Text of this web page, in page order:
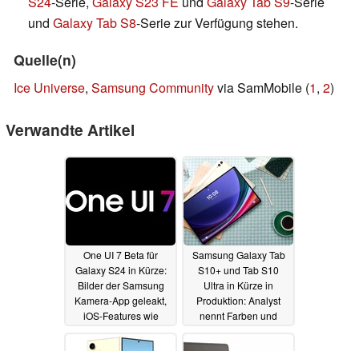
und Galaxy Tab S8-Serie zur Verfügung stehen.
Quelle(n)
Ice Universe, Samsung Communityvia SamMobile (1, 2)
Verwandte Artikel
One UI 7 Beta für
Galaxy S24 in Kürze:
Bilder der Samsung
Kamera-App geleakt,
iOS-Features wie
erwartet
25.07.2024
Samsung Galaxy Tab
S10+ und Tab S10
Ultra in Kürze in
Produktion: Analyst
nennt Farben und
Launchtermin